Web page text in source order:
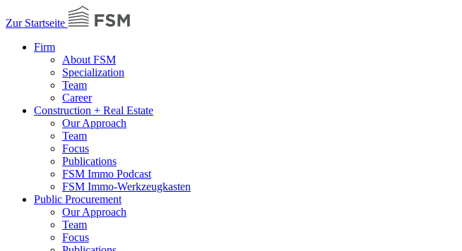
Zur Startseite
Firm
About FSM
Specialization
Team
Career
Construction + Real Estate
Our Approach
Team
Focus
Publications
FSM Immo Podcast
FSM Immo-Werkzeugkasten
Public Procurement
Our Approach
Team
Focus